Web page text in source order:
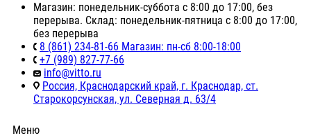
Магазин: понедельник-суббота с 8:00 до 17:00, без
перерыва. Склад: понедельник-пятница с 8:00 до 17:00,
без перерыва
8 (861) 234-81-66 Магазин: пн-сб 8:00-18:00
+7 (989) 827-77-66
info@vitto.ru
Россия, Краснодарский край, г. Краснодар, ст.
Старокорсунская, ул. Северная д. 63/4
Меню